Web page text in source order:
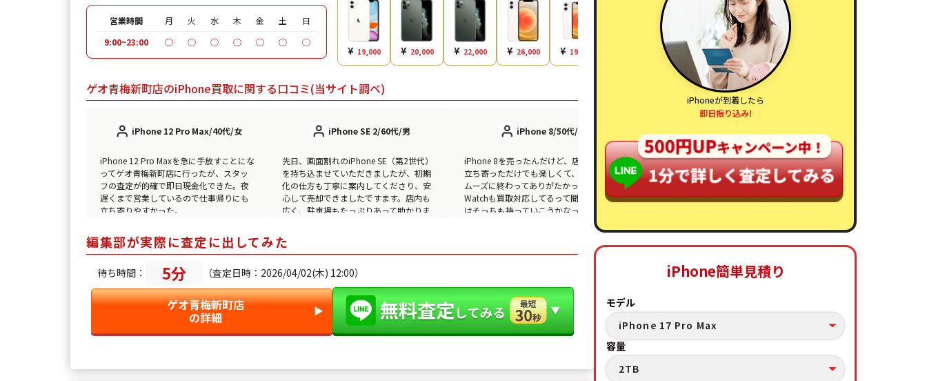
営業時間 月 火 水 木 金 土
日
9:00~23:00
◯ ◯ ◯ ◯ ◯ ◯ ◯
¥ 19,000 ¥ 20,000 ¥ 22,000 ¥ 26,000 ¥ 19,000
¥ 33,000 ¥ 33,000
ゲオ青梅新町店のiPhone買取に関する口コミ(当サイト調べ)
iPhone 12 Pro Max/40代/女
iPhone 12 Pro Maxを急に手放すことにな
ってゲオ青梅新町店に行ったが、スタッ
フの査定が的確で即日現金化できた。夜
遅くまで営業しているので仕事帰りにも
立ち寄りやすかった。
iPhone SE 2/60代/男
先日、画面割れのiPhone SE（第2世代）
を持ち込ませていただきましたが、初期
化の仕方も丁寧に案内してくださり、安
心して売却できましたですます。店内も
広く、駐車場もたっぷりあって助かりま
iPhone 8/50代/男
iPhone 8を売ったんだけど、店内広くて
立ち寄っただけでも楽しくて、買取もス
ムーズに終わってありがたかった。Apple
Watchも買取対応してるって聞いて、次
はそっちも持っていこうかなって気にな
編集部が実際に査定に出してみた
待ち時間： 5分 （査定日時：2026/04/02(木) 12:00）
ゲオ青梅新町店
の詳細 ▶︎
iPhoneが到着したら
即日振り込み!
iPhone簡単見積り
モデル
iPhone 17 Pro Max
容量
2TB